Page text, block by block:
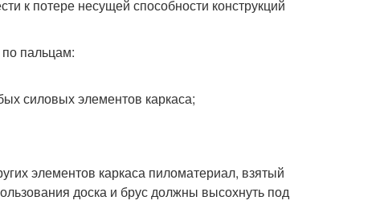
к потере несущей способности конструкций
пальцам:
силовых элементов каркаса;
элементов каркаса пиломатериал, взятый
доска и брус должны высохнуть под